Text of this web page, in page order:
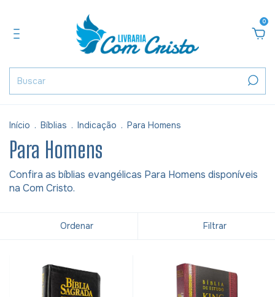
0
Início . Bíblias . Indicação . Para Homens
Para Homens
Confira as bíblias evangélicas Para Homens disponíveis
na Com Cristo.
Ordenar Filtrar